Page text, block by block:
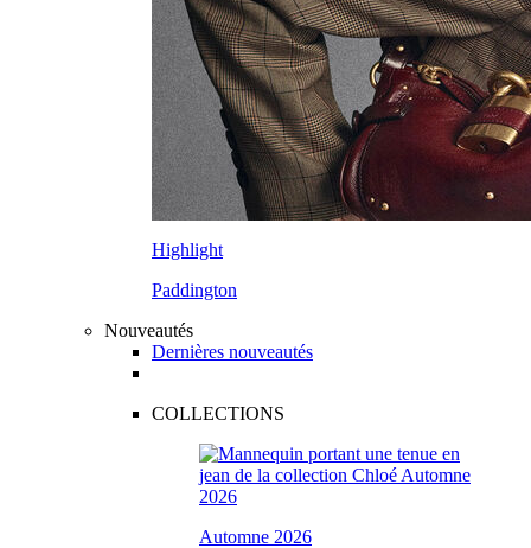
Highlight
Paddington
Nouveautés
Dernières nouveautés
COLLECTIONS
Automne 2026